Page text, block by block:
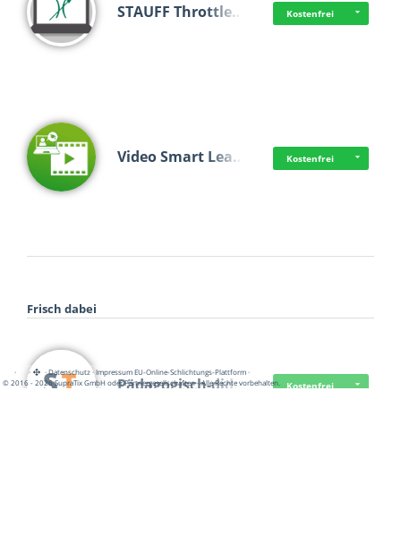
STAUFF Throttle… Kostenfrei
Video Smart Lea… Kostenfrei
Frisch dabei
Pädagogisch-did… Kostenfrei
· · ·Datenschutz·Impressum EU-Online-Schlichtungs-Plattform·
© 2016 - 2026 SupraTix GmbH oder Partnergesellschaften - Alle Rechte vorbehalten.